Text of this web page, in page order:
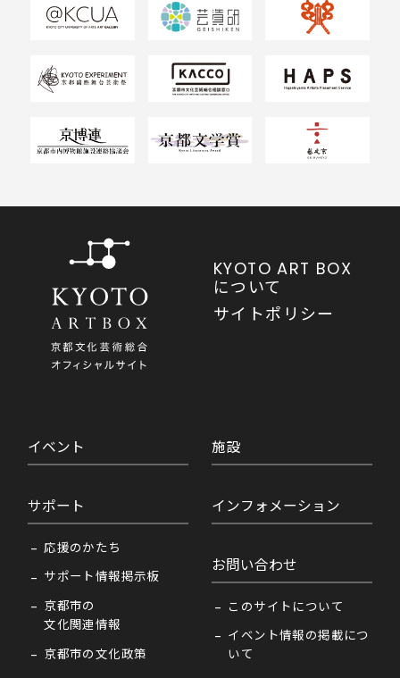
KYOTO ART BOX
について
サイトポリシー
イベント
サポート
応援のかたち
サポート情報掲示板
京都市の
文化関連情報
京都市の文化政策
施設
インフォメーション
お問い合わせ
このサイトについて
イベント情報の掲載につ
いて